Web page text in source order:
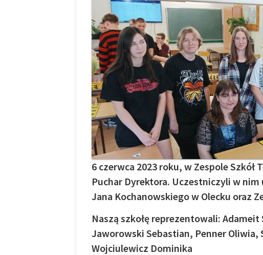
6 czerwca 2023 roku, w Zespole
Puchar Dyrektora. Uczestniczyli w
Jana Kochanowskiego w Olecku oraz
Naszą szkołę reprezentowali:
Jaworowski Sebastian, Penner
Wojciulewicz Dominika